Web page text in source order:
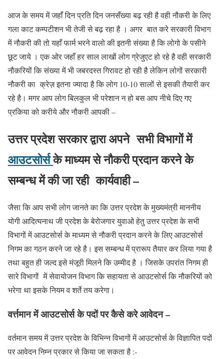
आज के समय में जहाँ दिन प्रति दिन जनसँख्या बढ़ रही है वही नौकरी के लिए
गला काट कम्पटीशन भी तेजी से बढ़ रहा है । अगर बात करे सरकारी विभाग
में नौकरी की तो यहाँ फार्म भरने वालो की इतनी संख्या है कि लोगो के पसीने
छूट जाये । एक ओर जहाँ हर साल लाखों लोग ग्रेजुएट हो रहे है वही सरकारी
नौकरियों कि संख्या में भी जबरदस्त गिरावट हो रही है लेकिन लोगों सरकारी
नौकरी का क्रेज़ इतना ज्यादा है कि लोग 10-10 सालों से इसकी तैयारी कर
रहे है। मगर आप लोग बिलकुल भी परेशान न हो बस आप नीचे दिए गए
प्रकिया को करीये और नौकरी आपकी –
उत्तर प्रदेश सरकार द्वारा अपने सभी विभागों में
आउटसोर्सके माध्यम से नौकरी प्रदान करने के
सम्बन्ध में की जा रही कार्यवाही –
जैसा कि आप सभी लोग जानते का कि उत्तर प्रदेश के मुख्यमंत्री माननीय
योगीआदित्यनाथजी प्रदेश के बेरोजगार युवाओ हेतु उत्तर प्रदेश के सभी
विभागों में आउटसोर्स के माध्यम से नौकरी प्रदान करने के लिए आउटसोर्स
निगम का गठन करने जा रहे है। इस सम्बन्ध में प्रारूप तैयार कर लिया गया है
तथा बहुत ही जल्द इसे मंजूरी मिलने कि उम्मीद है । जिसके उपरांत निगम ही
सारेविभागों में सेवायोजन विभाग कि सहायता से आउटसोर्स कि नौकरियों को
भरेगा था इसके नियम व शर्ते तय करेगा।
वर्त्तमान में आउटसोर्स के पदों पर कैसे करे आवेदन –
वर्तमान समय में उत्तर प्रदेश के विभिन्न विभागों में आउटसोर्स के विज्ञापित पदों
पर आवेदन निम्न प्रकार से किया जा सकता है :-